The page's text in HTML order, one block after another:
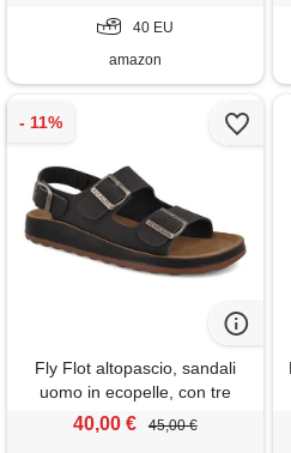
40 EU
amazon
Fly Flot altopascio, sandali
uomo in ecopelle, con tre
fibbie regolabili, sottopiede in
40,00 € 45,00 €